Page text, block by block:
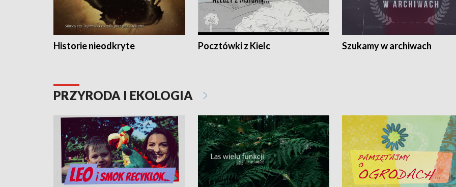
Historie nieodkryte Pocztówki z Kielc Szukamy w archiwach
PRZYRODA I EKOLOGIA